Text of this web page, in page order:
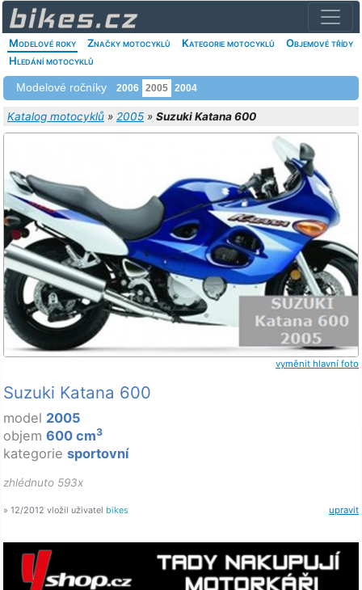
Modelové roky Značky motocyklů Kategorie motocyklů
Objemové třídy
Hledání motocyklů
Modelové ročníky 2006 2005 2004
Katalog motocyklů » 2005 » Suzuki Katana 600
vyměnit hlavní foto
Suzuki Katana 600
model 2005
objem 600 cm3
kategorie sportovní
zhlédnuto 593x
upravit
» 12/2012 vložil uživatel bikes